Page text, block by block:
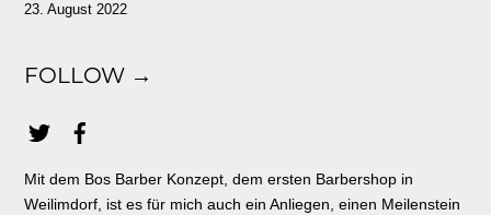
23. August 2022
FOLLOW →
Mit dem Bos Barber Konzept, dem ersten Barbershop in
Weilimdorf, ist es für mich auch ein Anliegen, einen Meilenstein